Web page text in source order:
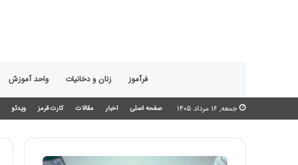
فرآموز زنان و دخانیات واحد آموزش
جمعه, ۱۶ مرداد ۱۴۰۵ صفحه اصلی اخبار مقالات کارت قرمز ویدئو